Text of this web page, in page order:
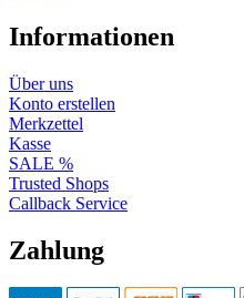
Informationen
Über uns
Konto erstellen
Merkzettel
Kasse
SALE %
Trusted Shops
Callback Service
Zahlung